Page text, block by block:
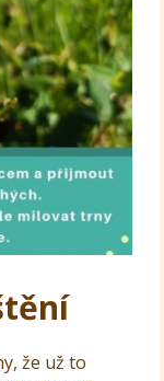
že už to